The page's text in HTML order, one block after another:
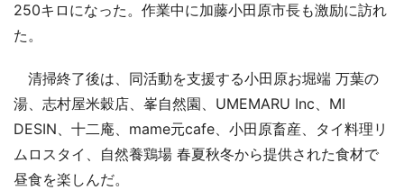
250キロになった。作業中に加藤小田原市長も激励に訪れ
た。
清掃終了後は、同活動を支援する小田原お堀端 万葉の
湯、志村屋米穀店、峯自然園、UMEMARU Inc、MI
DESIN、十二庵、mame元cafe、小田原畜産、タイ料理リ
ムロスタイ、自然養鶏場 春夏秋冬から提供された食材で
昼食を楽しんだ。